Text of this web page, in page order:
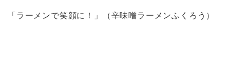
「ラーメンで笑顔に！」（辛味噌ラーメンふくろう）